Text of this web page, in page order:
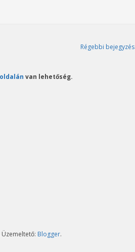
Régebbi bejegyzés
van lehetőség.
Blogger.